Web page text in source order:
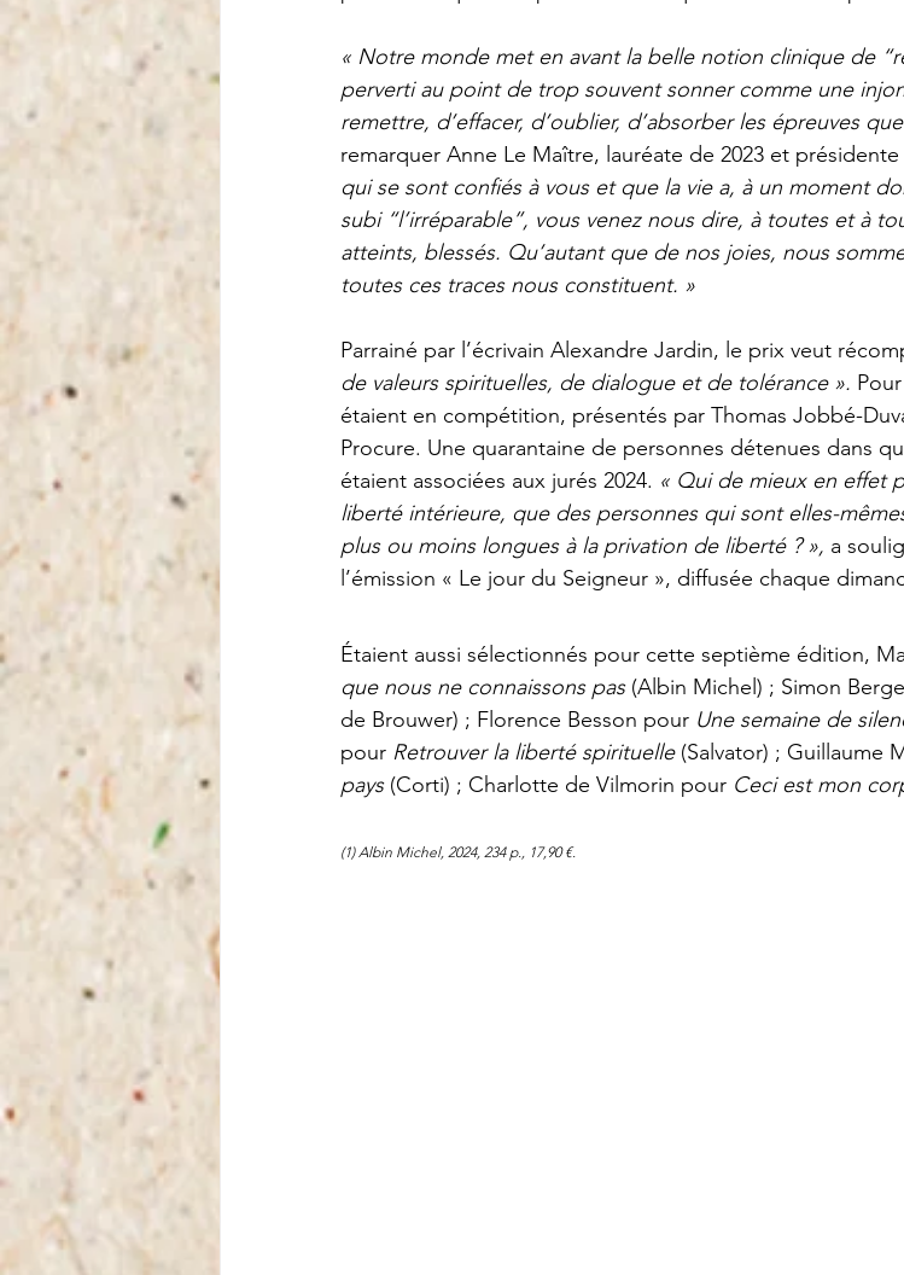
« Notre monde met en avant la belle notion clinique de
perverti au point de trop souvent sonner comme une
remettre, d’effacer, d’oublier, d’absorber les épreuves
remarquer Anne Le Maître, lauréate de 2023 et présidente
qui se sont confiés à vous et que la vie a, à un moment
subi “l’irréparable”, vous venez nous dire, à toutes et à
atteints, blessés. Qu’autant que de nos joies, nous
toutes ces traces nous constituent. »
Parrainé par l’écrivain Alexandre Jardin, le prix veut
de valeurs spirituelles, de dialogue et de tolérance ».
étaient en compétition, présentés par Thomas Jobbé-
Procure. Une quarantaine de personnes détenues dans
étaient associées aux jurés 2024. « Qui de mieux en effet
liberté intérieure, que des personnes qui sont elles-
plus ou moins longues à la privation de liberté ? », a
l’émission « Le jour du Seigneur », diffusée chaque
Étaient aussi sélectionnés pour cette septième édition,
que nous ne connaissons pas (Albin Michel) ; Simon
de Brouwer) ; Florence Besson pour Une semaine de
pour Retrouver la liberté spirituelle (Salvator) ; Guillaume
pays (Corti) ; Charlotte de Vilmorin pour Ceci est mon
(1) Albin Michel, 2024, 234 p., 17,90 €.